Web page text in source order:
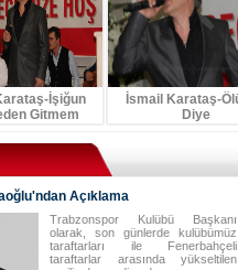
İşiğun
Gitmem
İsmail Karataş-
Diye
Açıklama
Trabzonspor Kulübü Başkanı
olarak, son günlerde kulübümüz
taraftarları ile Fenerbahçeli
taraftarlar arasında yükseltilen